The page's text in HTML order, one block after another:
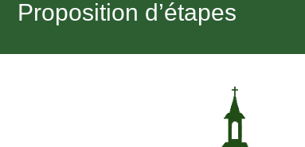
Proposition d’étapes